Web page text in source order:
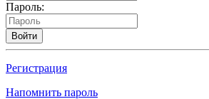
Пароль:
Войти
Регистрация
Напомнить пароль